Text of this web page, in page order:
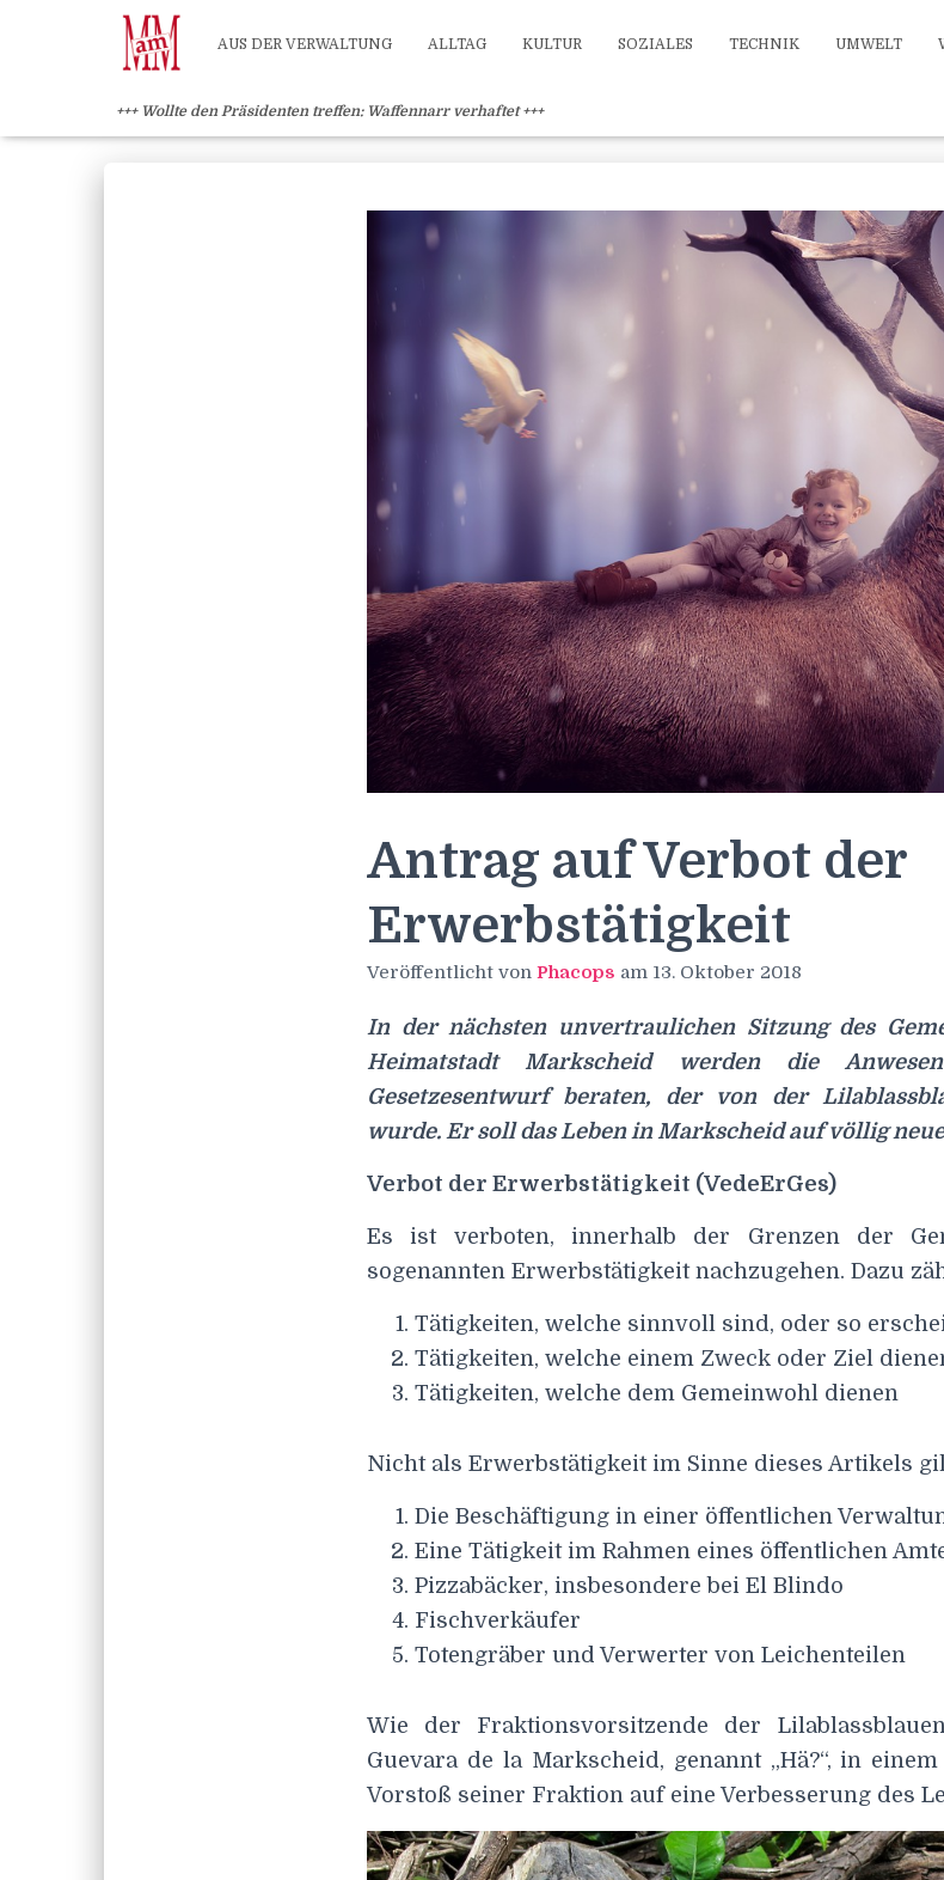
Weiterlesen" /> Weiterlesen" />
AUS DER VERWALTUNG ALLTAG KULTUR SOZIALES TECHNIK UMWELT
+++ Wollte den Präsidenten treffen: Waffennarr verhaftet +++
Antrag auf Verbot der
Erwerbstätigkeit
Veröffentlicht von Phacops am 13. Oktober 2018
In der nächsten unvertraulichen Sitzung des
Heimatstadt Markscheid werden die
Gesetzesentwurf beraten, der von der
wurde. Er soll das Leben in Markscheid auf völlig
Verbot der Erwerbstätigkeit (VedeErGes)
Es ist verboten, innerhalb der Grenzen der
sogenannten Erwerbstätigkeit nachzugehen. Dazu
Tätigkeiten, welche sinnvoll sind, oder so
Tätigkeiten, welche einem Zweck oder Ziel
Tätigkeiten, welche dem Gemeinwohl dienen
Nicht als Erwerbstätigkeit im Sinne dieses Artikels
Die Beschäftigung in einer öffentlichen
Eine Tätigkeit im Rahmen eines öffentlichen
Pizzabäcker, insbesondere bei El Blindo
Fischverkäufer
Totengräber und Verwerter von Leichenteilen
Wie der Fraktionsvorsitzende der
Guevara de la Markscheid, genannt „Hä?“, in
Vorstoß seiner Fraktion auf eine Verbesserung des